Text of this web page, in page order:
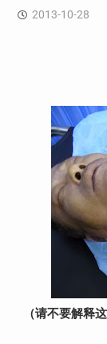
2013-10-28
（请不要解释